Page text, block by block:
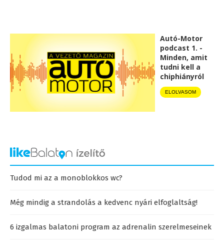
Autó-Motor
podcast 1. -
Minden, amit
tudni kell a
chiphiányról
ELOLVASOM
Tudod mi az a monoblokkos wc?
Még mindig a strandolás a kedvenc nyári elfoglaltság!
6 izgalmas balatoni program az adrenalin szerelmeseinek